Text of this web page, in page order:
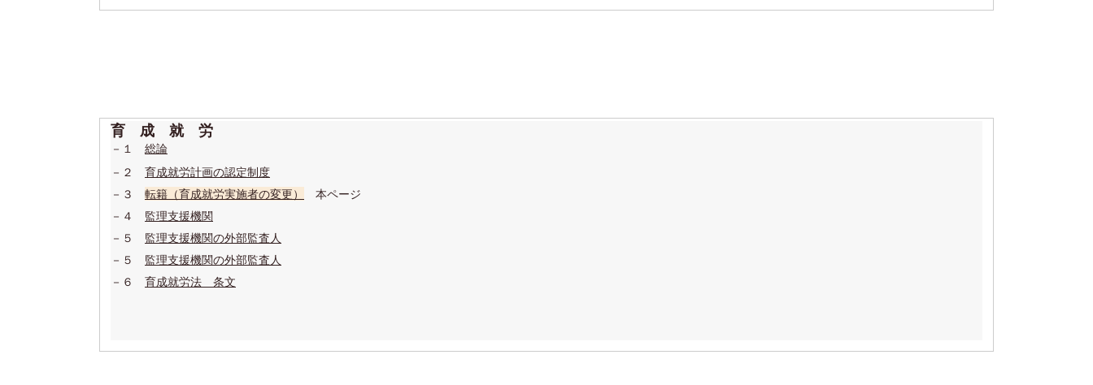
育 成 就 労
－１ 総論
－２ 育成就労計画の認定制度
－３ 転籍（育成就労実施者の変更）
本ページ
－４ 監理支援機関
－５ 監理支援機関の外部監査人
－５ 監理支援機関の外部監査人
－６ 育成就労法 条文